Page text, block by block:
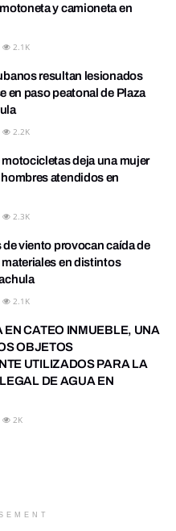
y camioneta en
2.1K
resultan lesionados
en paso peatonal de Plaza
2.2K
deja una mujer
atendidos en
2.3K
de viento provocan caída de
en distintos
2.1K
EN CATEO INMUEBLE, UNA
OBJETOS
UTILIZADOS PARA LA
DE AGUA EN
2K